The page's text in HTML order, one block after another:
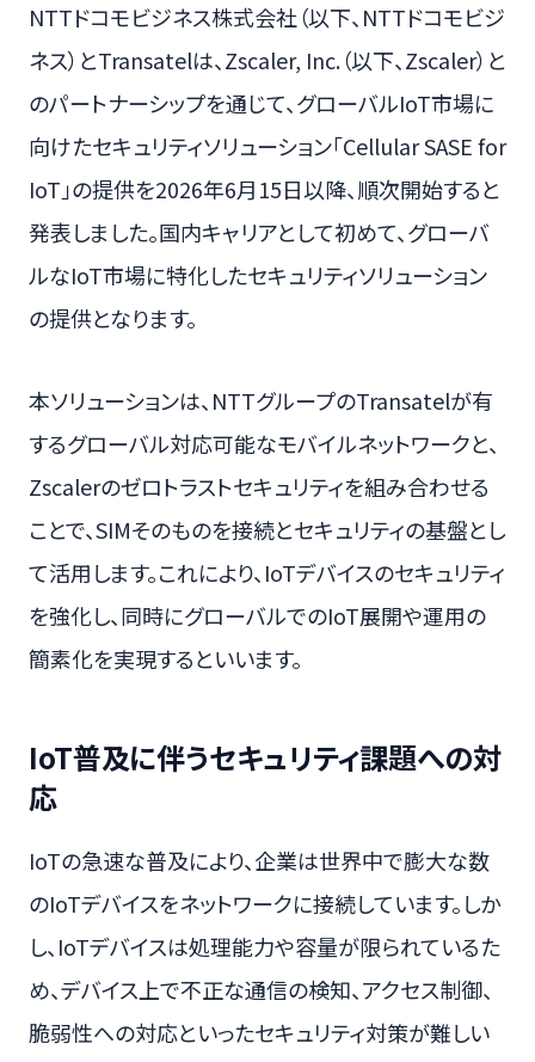
NTTドコモビジネス株式会社（以下、NTTドコモビジ
ネス）とTransatelは、Zscaler, Inc.（以下、Zscaler）と
のパートナーシップを通じて、グローバルIoT市場に
向けたセキュリティソリューション「Cellular SASE for
IoT」の提供を2026年6月15日以降、順次開始すると
発表しました。国内キャリアとして初めて、グローバ
ルなIoT市場に特化したセキュリティソリューション
の提供となります。
本ソリューションは、NTTグループのTransatelが有
するグローバル対応可能なモバイルネットワークと、
Zscalerのゼロトラストセキュリティを組み合わせる
ことで、SIMそのものを接続とセキュリティの基盤とし
て活用します。これにより、IoTデバイスのセキュリティ
を強化し、同時にグローバルでのIoT展開や運用の
簡素化を実現するといいます。
IoT普及に伴うセキュリティ課題への対
応
IoTの急速な普及により、企業は世界中で膨大な数
のIoTデバイスをネットワークに接続しています。しか
し、IoTデバイスは処理能力や容量が限られているた
め、デバイス上で不正な通信の検知、アクセス制御、
脆弱性への対応といったセキュリティ対策が難しい